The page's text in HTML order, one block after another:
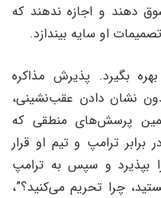
دهند و اجازه ندهند که
او سایه بیندازد.
بگیرد. پذیرش مذاکره
نشان دادن عقب‌نشینی،
همین پرسش‌های منطقی که
ترامپ و تیم او قرار
را بپذیرد و سپس به ترامپ
چرا تحریم می‌کنید؟”،